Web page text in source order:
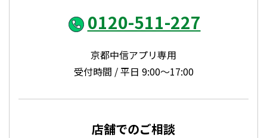
0120-511-227
京都中信アプリ専用
受付時間 / 平日 9:00～17:00
店舗でのご相談